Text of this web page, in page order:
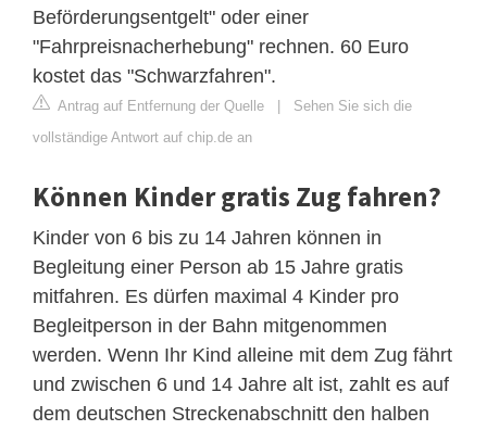
Beförderungsentgelt" oder einer
"Fahrpreisnacherhebung" rechnen. 60 Euro
kostet das "Schwarzfahren".
Antrag auf Entfernung der Quelle | Sehen Sie sich die
vollständige Antwort auf chip.de an
Können Kinder gratis Zug fahren?
Kinder von 6 bis zu 14 Jahren können in
Begleitung einer Person ab 15 Jahre gratis
mitfahren. Es dürfen maximal 4 Kinder pro
Begleitperson in der Bahn mitgenommen
werden. Wenn Ihr Kind alleine mit dem Zug fährt
und zwischen 6 und 14 Jahre alt ist, zahlt es auf
dem deutschen Streckenabschnitt den halben